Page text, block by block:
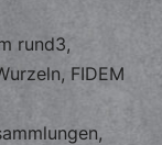
rund3,
FIDEM